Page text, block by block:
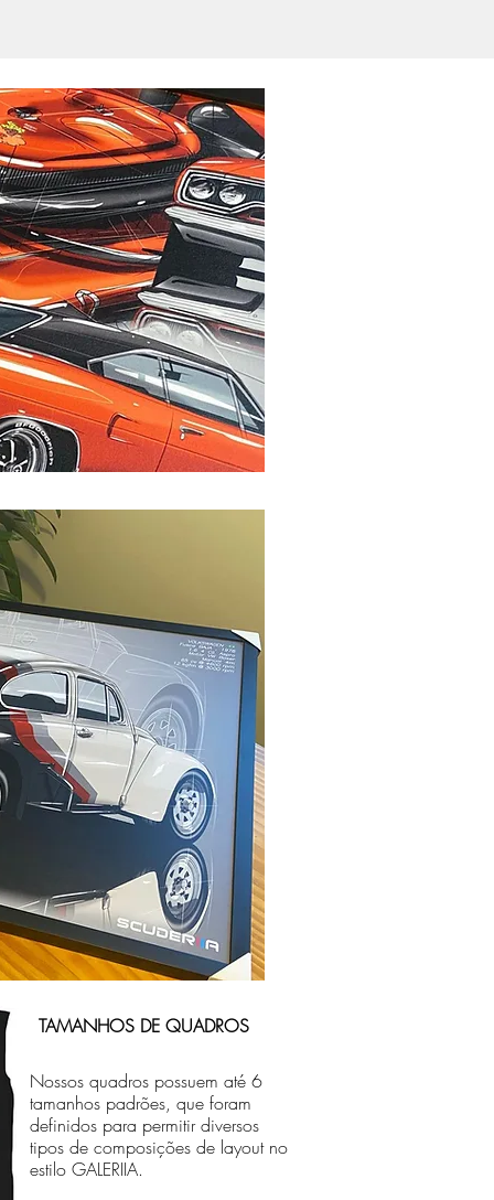
TAMANHOS DE QUADROS
Nossos quadros possuem até 6
tamanhos padrões, que foram
definidos para permitir diversos
tipos de composições de layout no
estilo GALERIIA.